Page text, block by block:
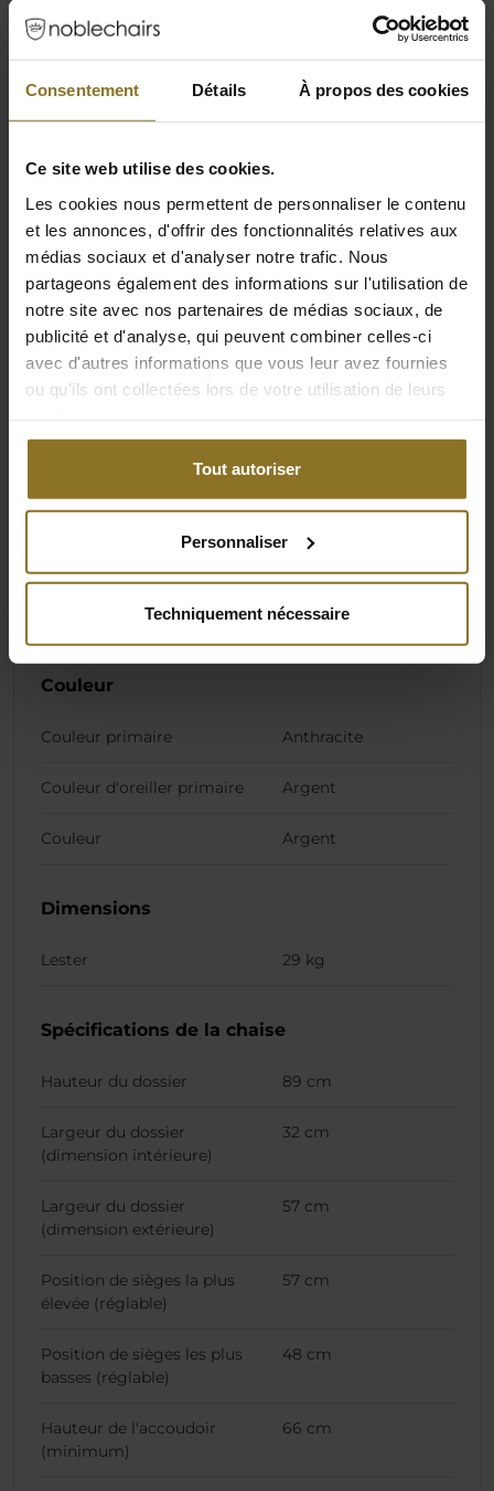
Consentement Détails À propos des cookies
Ce site web utilise des cookies.
Les cookies nous permettent de personnaliser le contenu
et les annonces, d'offrir des fonctionnalités relatives aux
médias sociaux et d'analyser notre trafic. Nous
partageons également des informations sur l'utilisation de
notre site avec nos partenaires de médias sociaux, de
publicité et d'analyse, qui peuvent combiner celles-ci
avec d'autres informations que vous leur avez fournies
ou qu'ils ont collectées lors de votre utilisation de leurs
Tout autoriser
Personnaliser
Techniquement nécessaire
SOUPLES
La fondation de la série HERO de noblechairs
est une base en aluminium solide avec un
revêtement en peinture poudrée et cinq
branches qui sont équipées de roulettes
spécialement conçues. Ces roulettes de 60
mm sont construites en nylon avec un
revêtement en polyuréthane qui leur permet
de rester silencieuses et idéales pour les sols
optimisée qui lui permet de supporter une
charge allant jusqu'à 150 kg.
Spécification
Couleur
Couleur primaire Anthracite
Couleur d'oreiller primaire Argent
Couleur Argent
Dimensions
Lester 29 kg
Spécifications de la chaise
Hauteur du dossier 89 cm
Largeur du dossier
(dimension intérieure)
32 cm
Largeur du dossier
(dimension extérieure)
57 cm
Position de sièges la plus
élevée (réglable)
57 cm
Position de sièges les plus
basses (réglable)
48 cm
Hauteur de l'accoudoir
(minimum)
66 cm